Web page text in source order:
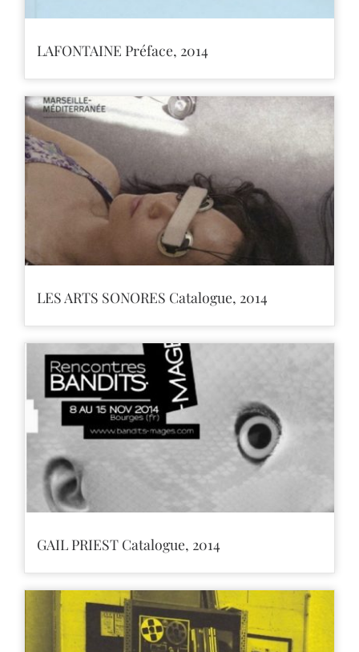
LAFONTAINE Préface, 2014
LES ARTS SONORES Catalogue, 2014
GAIL PRIEST Catalogue, 2014